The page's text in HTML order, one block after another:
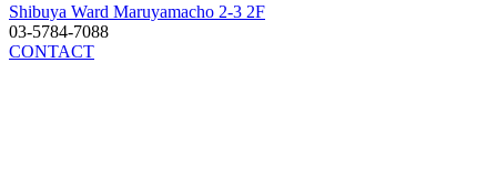
Shibuya Ward Maruyamacho 2-3 2F
03-5784-7088
CONTACT